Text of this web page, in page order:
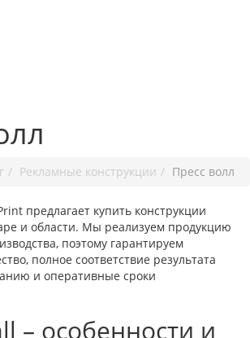
Рекламные конструкции Пресс волл
предлагает купить конструкции
и области. Мы реализуем продукцию
поэтому гарантируем
полное соответствие результата
и оперативные сроки
– особенности и